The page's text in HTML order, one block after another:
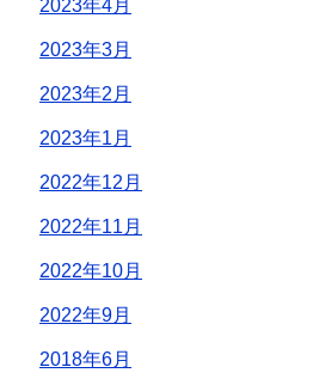
2023年4月
2023年3月
2023年2月
2023年1月
2022年12月
2022年11月
2022年10月
2022年9月
2018年6月